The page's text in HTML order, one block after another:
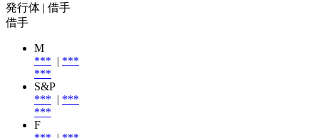
発行体 | 借手
借手
M
*** | ***
***
S&P
*** | ***
***
F